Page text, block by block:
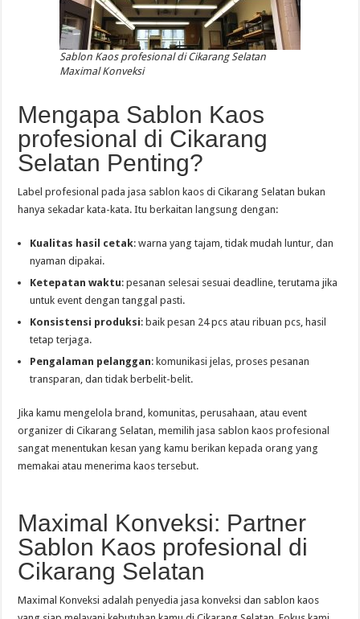
Sablon Kaos profesional di Cikarang Selatan
Maximal Konveksi
Mengapa Sablon Kaos
profesional di Cikarang
Selatan Penting?
Label profesional pada jasa sablon kaos di Cikarang Selatan bukan
hanya sekadar kata-kata. Itu berkaitan langsung dengan:
Kualitas hasil cetak: warna yang tajam, tidak mudah luntur, dan
nyaman dipakai.
Ketepatan waktu: pesanan selesai sesuai deadline, terutama jika
untuk event dengan tanggal pasti.
Konsistensi produksi: baik pesan 24 pcs atau ribuan pcs, hasil
tetap terjaga.
Pengalaman pelanggan: komunikasi jelas, proses pesanan
transparan, dan tidak berbelit-belit.
Jika kamu mengelola brand, komunitas, perusahaan, atau event
organizer di Cikarang Selatan, memilih jasa sablon kaos profesional
sangat menentukan kesan yang kamu berikan kepada orang yang
memakai atau menerima kaos tersebut.
Maximal Konveksi: Partner
Sablon Kaos profesional di
Cikarang Selatan
Maximal Konveksi adalah penyedia jasa konveksi dan sablon kaos